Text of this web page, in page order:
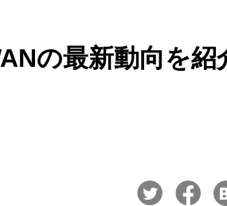
の最新動向を紹